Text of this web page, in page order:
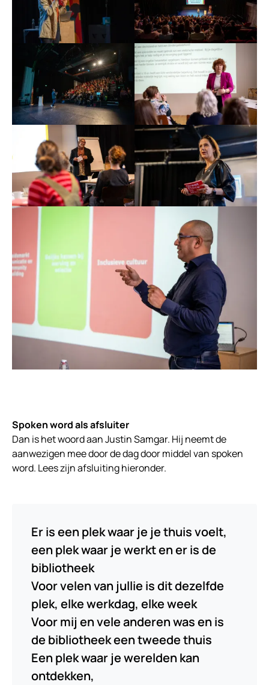
Spoken word als afsluiter
Dan is het woord aan Justin Samgar. Hij neemt de
aanwezigen mee door de dag door middel van spoken
word. Lees zijn afsluiting hieronder.
Er is een plek waar je je thuis voelt,
een plek waar je werkt en er is de
bibliotheek
Voor velen van jullie is dit dezelfde
plek, elke werkdag, elke week
Voor mij en vele anderen was en is
de bibliotheek een tweede thuis
Een plek waar je werelden kan
ontdekken,